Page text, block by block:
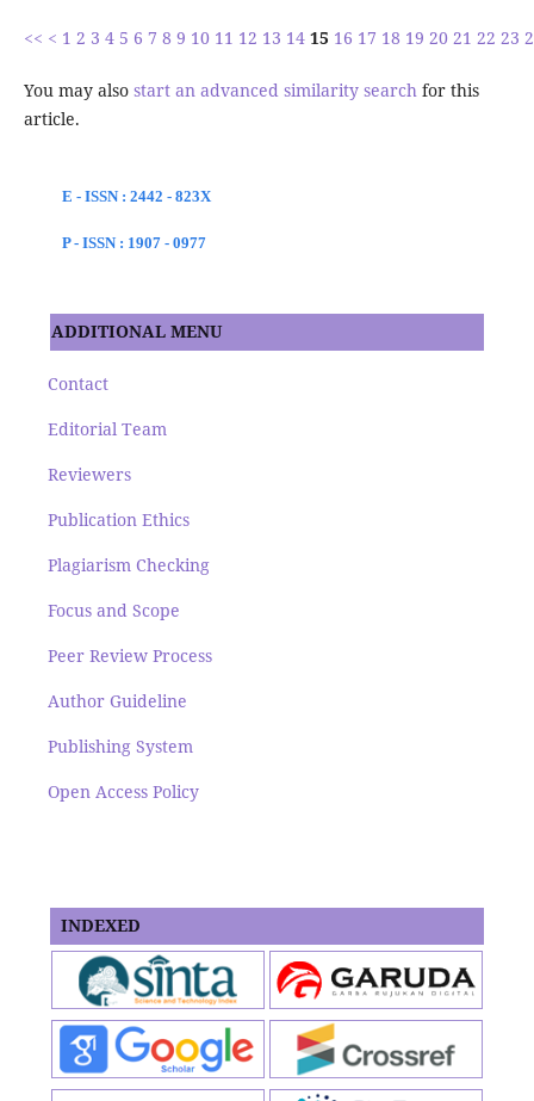
<< < 1 2 3 4 5 6 7 8 9 10 11 12 13 14 15 16 17 18 19 20 21 22 23
You may also start an advanced similarity search for this
article.
E - ISSN : 2442 - 823X
P - ISSN : 1907 - 0977
ADDITIONAL MENU
Contact
Editorial Team
Reviewers
Publication Ethics
Plagiarism Checking
Focus and Scope
Peer Review Process
Author Guideline
Publishing System
Open Access Policy
INDEXED